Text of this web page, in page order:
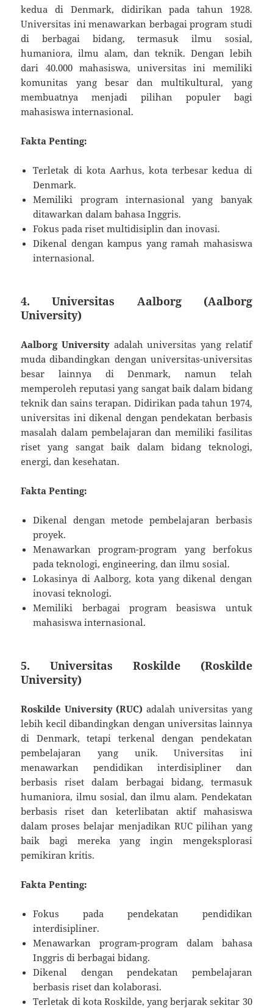
kedua di Denmark, didirikan pada tahun 1928.
Universitas ini menawarkan berbagai program studi
di berbagai bidang, termasuk ilmu sosial,
humaniora, ilmu alam, dan teknik. Dengan lebih
dari 40.000 mahasiswa, universitas ini memiliki
komunitas yang besar dan multikultural, yang
membuatnya menjadi pilihan populer bagi
mahasiswa internasional.
Fakta Penting:
Terletak di kota Aarhus, kota terbesar kedua di
Denmark.
Memiliki program internasional yang banyak
ditawarkan dalam bahasa Inggris.
Fokus pada riset multidisiplin dan inovasi.
Dikenal dengan kampus yang ramah mahasiswa
internasional.
4. Universitas Aalborg (Aalborg
University)
Aalborg University adalah universitas yang relatif
muda dibandingkan dengan universitas-universitas
besar lainnya di Denmark, namun telah
memperoleh reputasi yang sangat baik dalam bidang
teknik dan sains terapan. Didirikan pada tahun 1974,
universitas ini dikenal dengan pendekatan berbasis
masalah dalam pembelajaran dan memiliki fasilitas
riset yang sangat baik dalam bidang teknologi,
energi, dan kesehatan.
Fakta Penting:
Dikenal dengan metode pembelajaran berbasis
proyek.
Menawarkan program-program yang berfokus
pada teknologi, engineering, dan ilmu sosial.
Lokasinya di Aalborg, kota yang dikenal dengan
inovasi teknologi.
Memiliki berbagai program beasiswa untuk
mahasiswa internasional.
5. Universitas Roskilde (Roskilde
University)
Roskilde University (RUC) adalah universitas yang
lebih kecil dibandingkan dengan universitas lainnya
di Denmark, tetapi terkenal dengan pendekatan
pembelajaran yang unik. Universitas ini
menawarkan pendidikan interdisipliner dan
berbasis riset dalam berbagai bidang, termasuk
humaniora, ilmu sosial, dan ilmu alam. Pendekatan
berbasis riset dan keterlibatan aktif mahasiswa
dalam proses belajar menjadikan RUC pilihan yang
baik bagi mereka yang ingin mengeksplorasi
pemikiran kritis.
Fakta Penting:
Fokus pada pendekatan pendidikan
interdisipliner.
Menawarkan program-program dalam bahasa
Inggris di berbagai bidang.
Dikenal dengan pendekatan pembelajaran
berbasis riset dan kolaborasi.
Terletak di kota Roskilde, yang berjarak sekitar 30